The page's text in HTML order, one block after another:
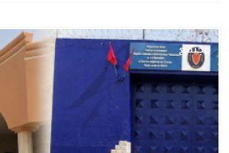
مجتمع